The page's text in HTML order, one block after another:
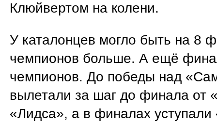
Клюйвертом на колени.
У каталонцев могло быть на 8
чемпионов больше. А ещё
чемпионов. До победы над
вылетали за шаг до финала от
«Лидса», а в финалах